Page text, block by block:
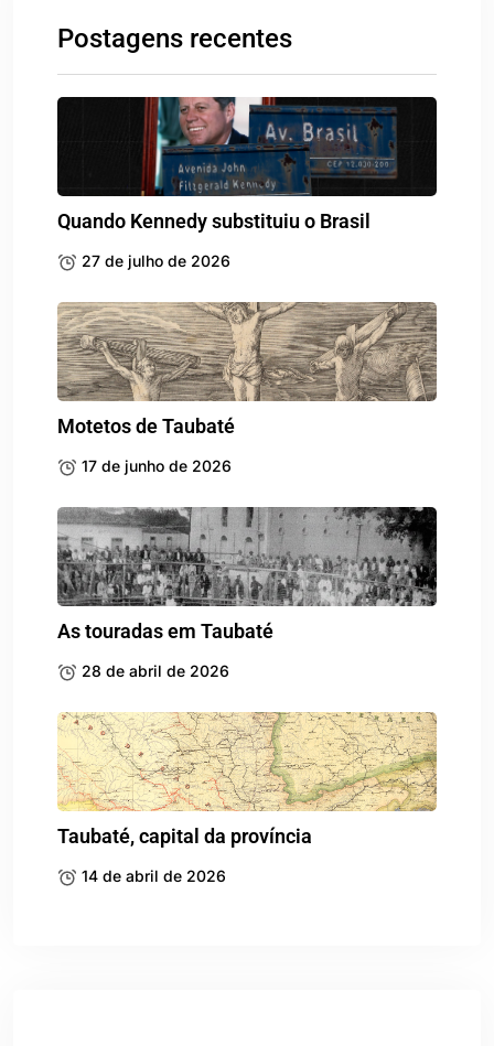
Postagens recentes
Quando Kennedy substituiu o Brasil
27 de julho de 2026
Motetos de Taubaté
17 de junho de 2026
As touradas em Taubaté
28 de abril de 2026
Taubaté, capital da província
14 de abril de 2026